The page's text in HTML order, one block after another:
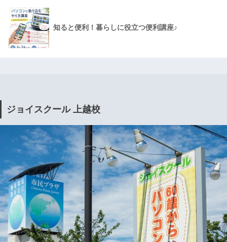
知ると便利！暮らしに役立つ便利講座♪
ジョイスクール 上越校